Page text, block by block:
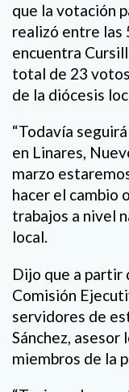
que la votación
realizó entre las
encuentra
total de 23
de la diócesis
“Todavía
en Linares,
marzo
hacer el cambio
trabajos a nivel
local.
Dijo que a partir
Comisión
servidores de
Sánchez, asesor
miembros de la